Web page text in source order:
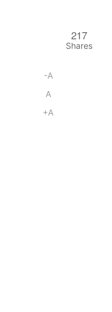
217
Shares
-A
A
+A